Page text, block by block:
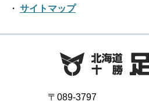
2021年01月
2019年02月
2019年01月
2018年05月
2018年04月
2018年03月
2017年06月
2017年05月
2017年04月
2016年05月
2016年04月
サイトマップ
〒089-3797